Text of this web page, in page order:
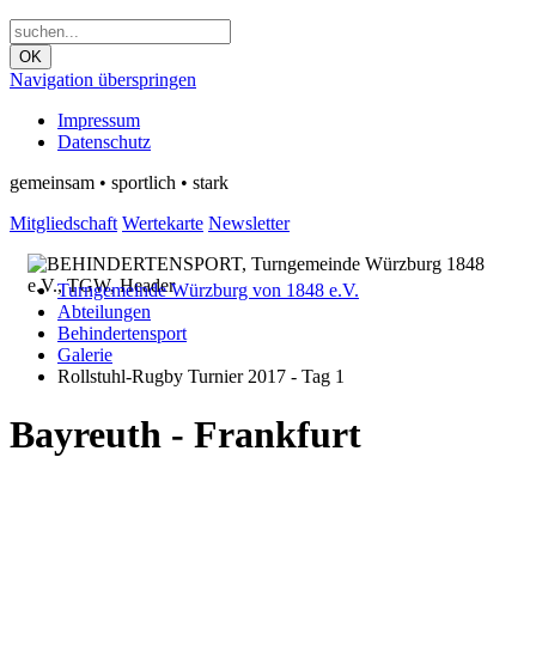
OK
Navigation überspringen
Impressum
Datenschutz
gemeinsam • sportlich • stark
Mitgliedschaft Wertekarte Newsletter
Turngemeinde Würzburg von 1848 e.V.
Abteilungen
Behindertensport
Galerie
Rollstuhl-Rugby Turnier 2017 - Tag 1
Bayreuth - Frankfurt